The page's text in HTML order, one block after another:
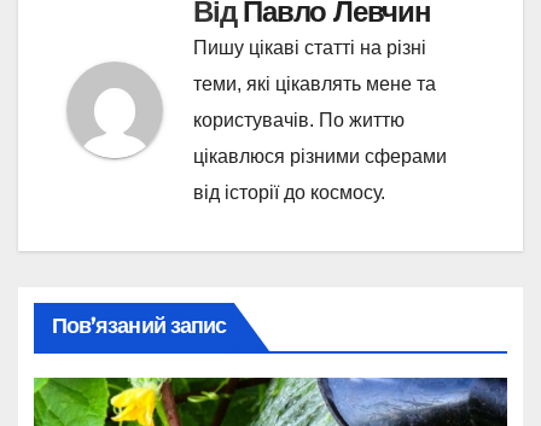
ВідПавло Левчин
Пишу цікаві статті на різні
теми, які цікавлять мене та
користувачів. По життю
цікавлюся різними сферами
від історії до космосу.
Пов’язаний запис